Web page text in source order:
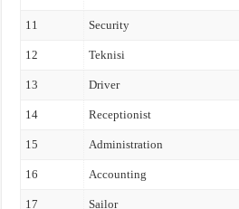
11 Security
12 Teknisi
13 Driver
14 Receptionist
15 Administration
16 Accounting
17 Sailor